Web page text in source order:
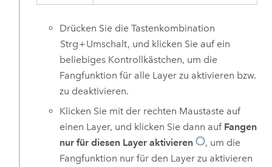
Drücken Sie die Tastenkombination
Strg+Umschalt, und klicken Sie auf ein
beliebiges Kontrollkästchen, um die
Fangfunktion für alle Layer zu aktivieren bzw.
zu deaktivieren.
Klicken Sie mit der rechten Maustaste auf
einen Layer, und klicken Sie dann auf Fangen
nur für diesen Layer aktivieren
, um die
Fangfunktion nur für den Layer zu aktivieren